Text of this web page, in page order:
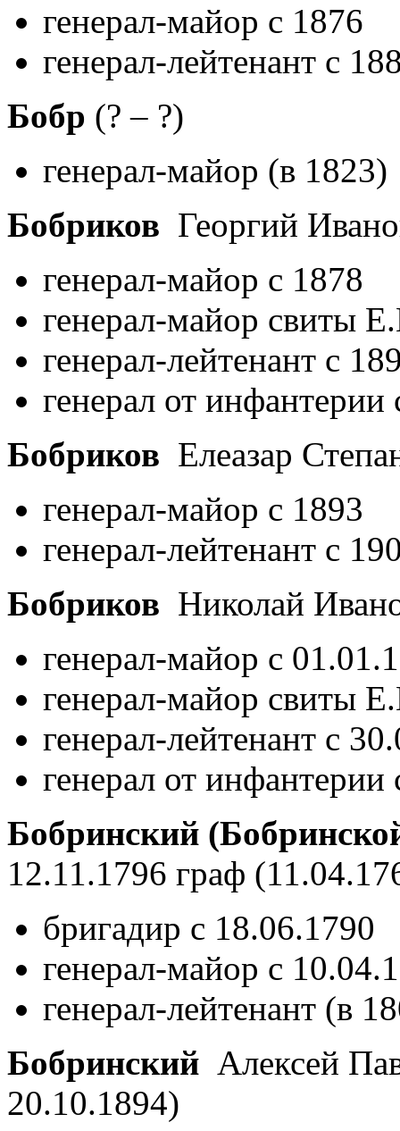
генерал-майор с 1876
генерал-лейтенант с
Бобр (? – ?)
генерал-майор (в 1823)
Бобриков Георгий
генерал-майор с 1878
генерал-майор свиты
генерал-лейтенант с
генерал от
Бобриков Елеазар
генерал-майор с 1893
генерал-лейтенант с
Бобриков Николай
генерал-майор с
генерал-майор свиты
генерал-лейтенант с
генерал от
Бобринский
12.11.1796 граф
бригадир с 18.06.1790
генерал-майор с
генерал-лейтенант (в
Бобринский Алексей
20.10.1894)